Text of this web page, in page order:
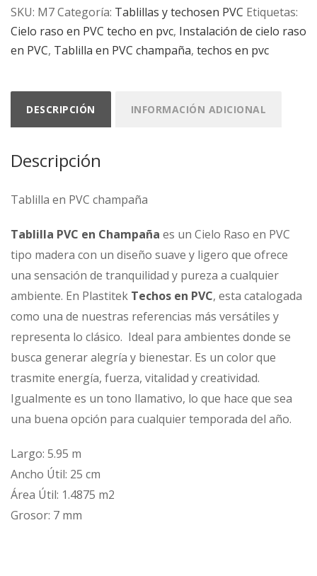
SKU: M7Categoría: Tablillas y techosen PVC Etiquetas:
Cielo raso en PVC techo en pvc, Instalación de cielo raso
en PVC, Tablilla en PVC champaña, techos en pvc
DESCRIPCIÓN INFORMACIÓN ADICIONAL
Descripción
Tablilla en PVC champaña
Tablilla PVC en Champaña es un Cielo Raso en PVC
tipo madera con un diseño suave y ligero que ofrece
una sensación de tranquilidad y pureza a cualquier
ambiente. En Plastitek Techos en PVC, esta catalogada
como una de nuestras referencias más versátiles y
representa lo clásico. Ideal para ambientes donde se
busca generar alegría y bienestar. Es un color que
trasmite energía, fuerza, vitalidad y creatividad.
Igualmente es un tono llamativo, lo que hace que sea
una buena opción para cualquier temporada del año.
Largo: 5.95 m
Ancho Útil: 25 cm
Área Útil: 1.4875 m2
Grosor: 7 mm